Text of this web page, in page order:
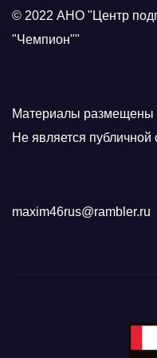
© 2022 АНО "Центр
"Чемпион""
Материалы размещены
Не является публичной
maxim46rus@rambler.ru